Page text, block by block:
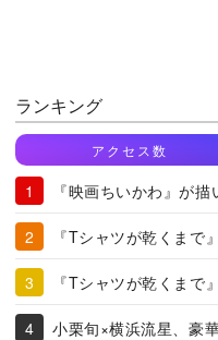
ランキング
アクセス数
『映画ちいかわ』が
『Tシャツが乾くまで
『Tシャツが乾くまで
小栗旬×横浜流星、豪